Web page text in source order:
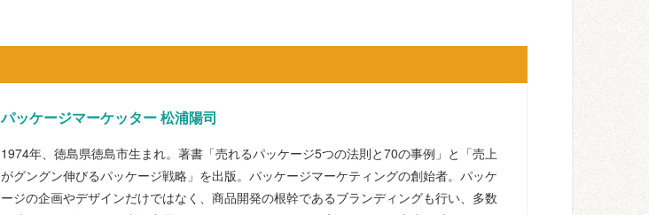
パッケージマーケッター 松浦陽司
1974年、徳島県徳島市生まれ。著書「売れるパッケージ5つの法則と70の事例」と「売上
がグングン伸びるパッケージ戦略」を出版。パッケージマーケティングの創始者。パッケ
ージの企画やデザインだけではなく、商品開発の根幹であるブランディングも行い、多数